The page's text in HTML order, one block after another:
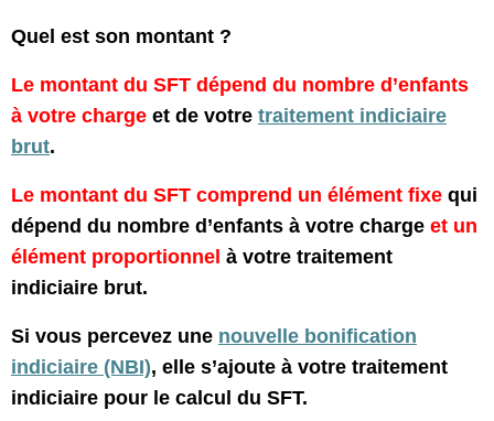
Quel est son montant ?
Le montant du SFT dépend du nombre d’enfants
à votre charge et de votre traitement indiciaire
brut.
Le montant du SFT comprend un élément fixe qui
dépend du nombre d’enfants à votre charge et un
élément proportionnel à votre traitement
indiciaire brut.
Si vous percevez une nouvelle bonification
indiciaire (NBI), elle s’ajoute à votre traitement
indiciaire pour le calcul du SFT.